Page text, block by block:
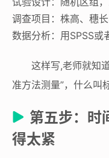
调查项目：株高、穗
数据分析：用SPSS或
这样写,老师就知
准方法测量”，什么叫
第五步：
得太紧